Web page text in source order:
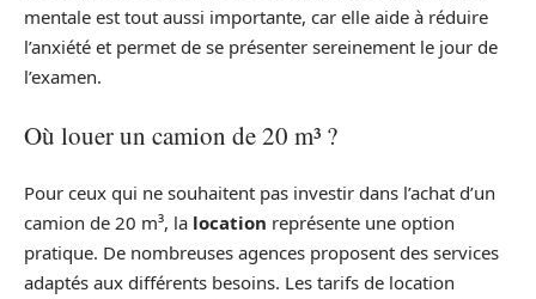
mentale est tout aussi importante, car elle aide à réduire
l’anxiété et permet de se présenter sereinement le jour de
l’examen.
Où louer un camion de 20 m³ ?
Pour ceux qui ne souhaitent pas investir dans l’achat d’un
camion de 20 m³, la location représente une option
pratique. De nombreuses agences proposent des services
adaptés aux différents besoins. Les tarifs de location